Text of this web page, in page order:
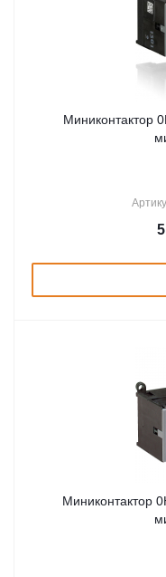
Миниконтактор
Миниконтактор